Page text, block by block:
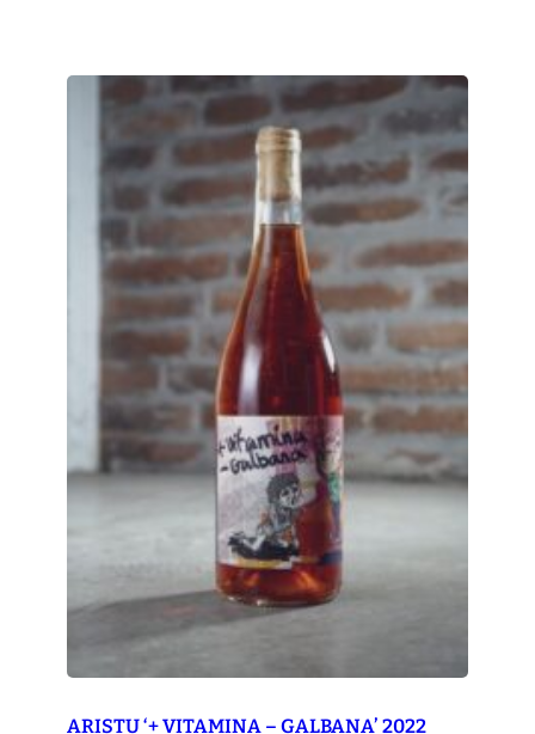
ARISTU ‘+ VITAMINA – GALBANA’ 2022